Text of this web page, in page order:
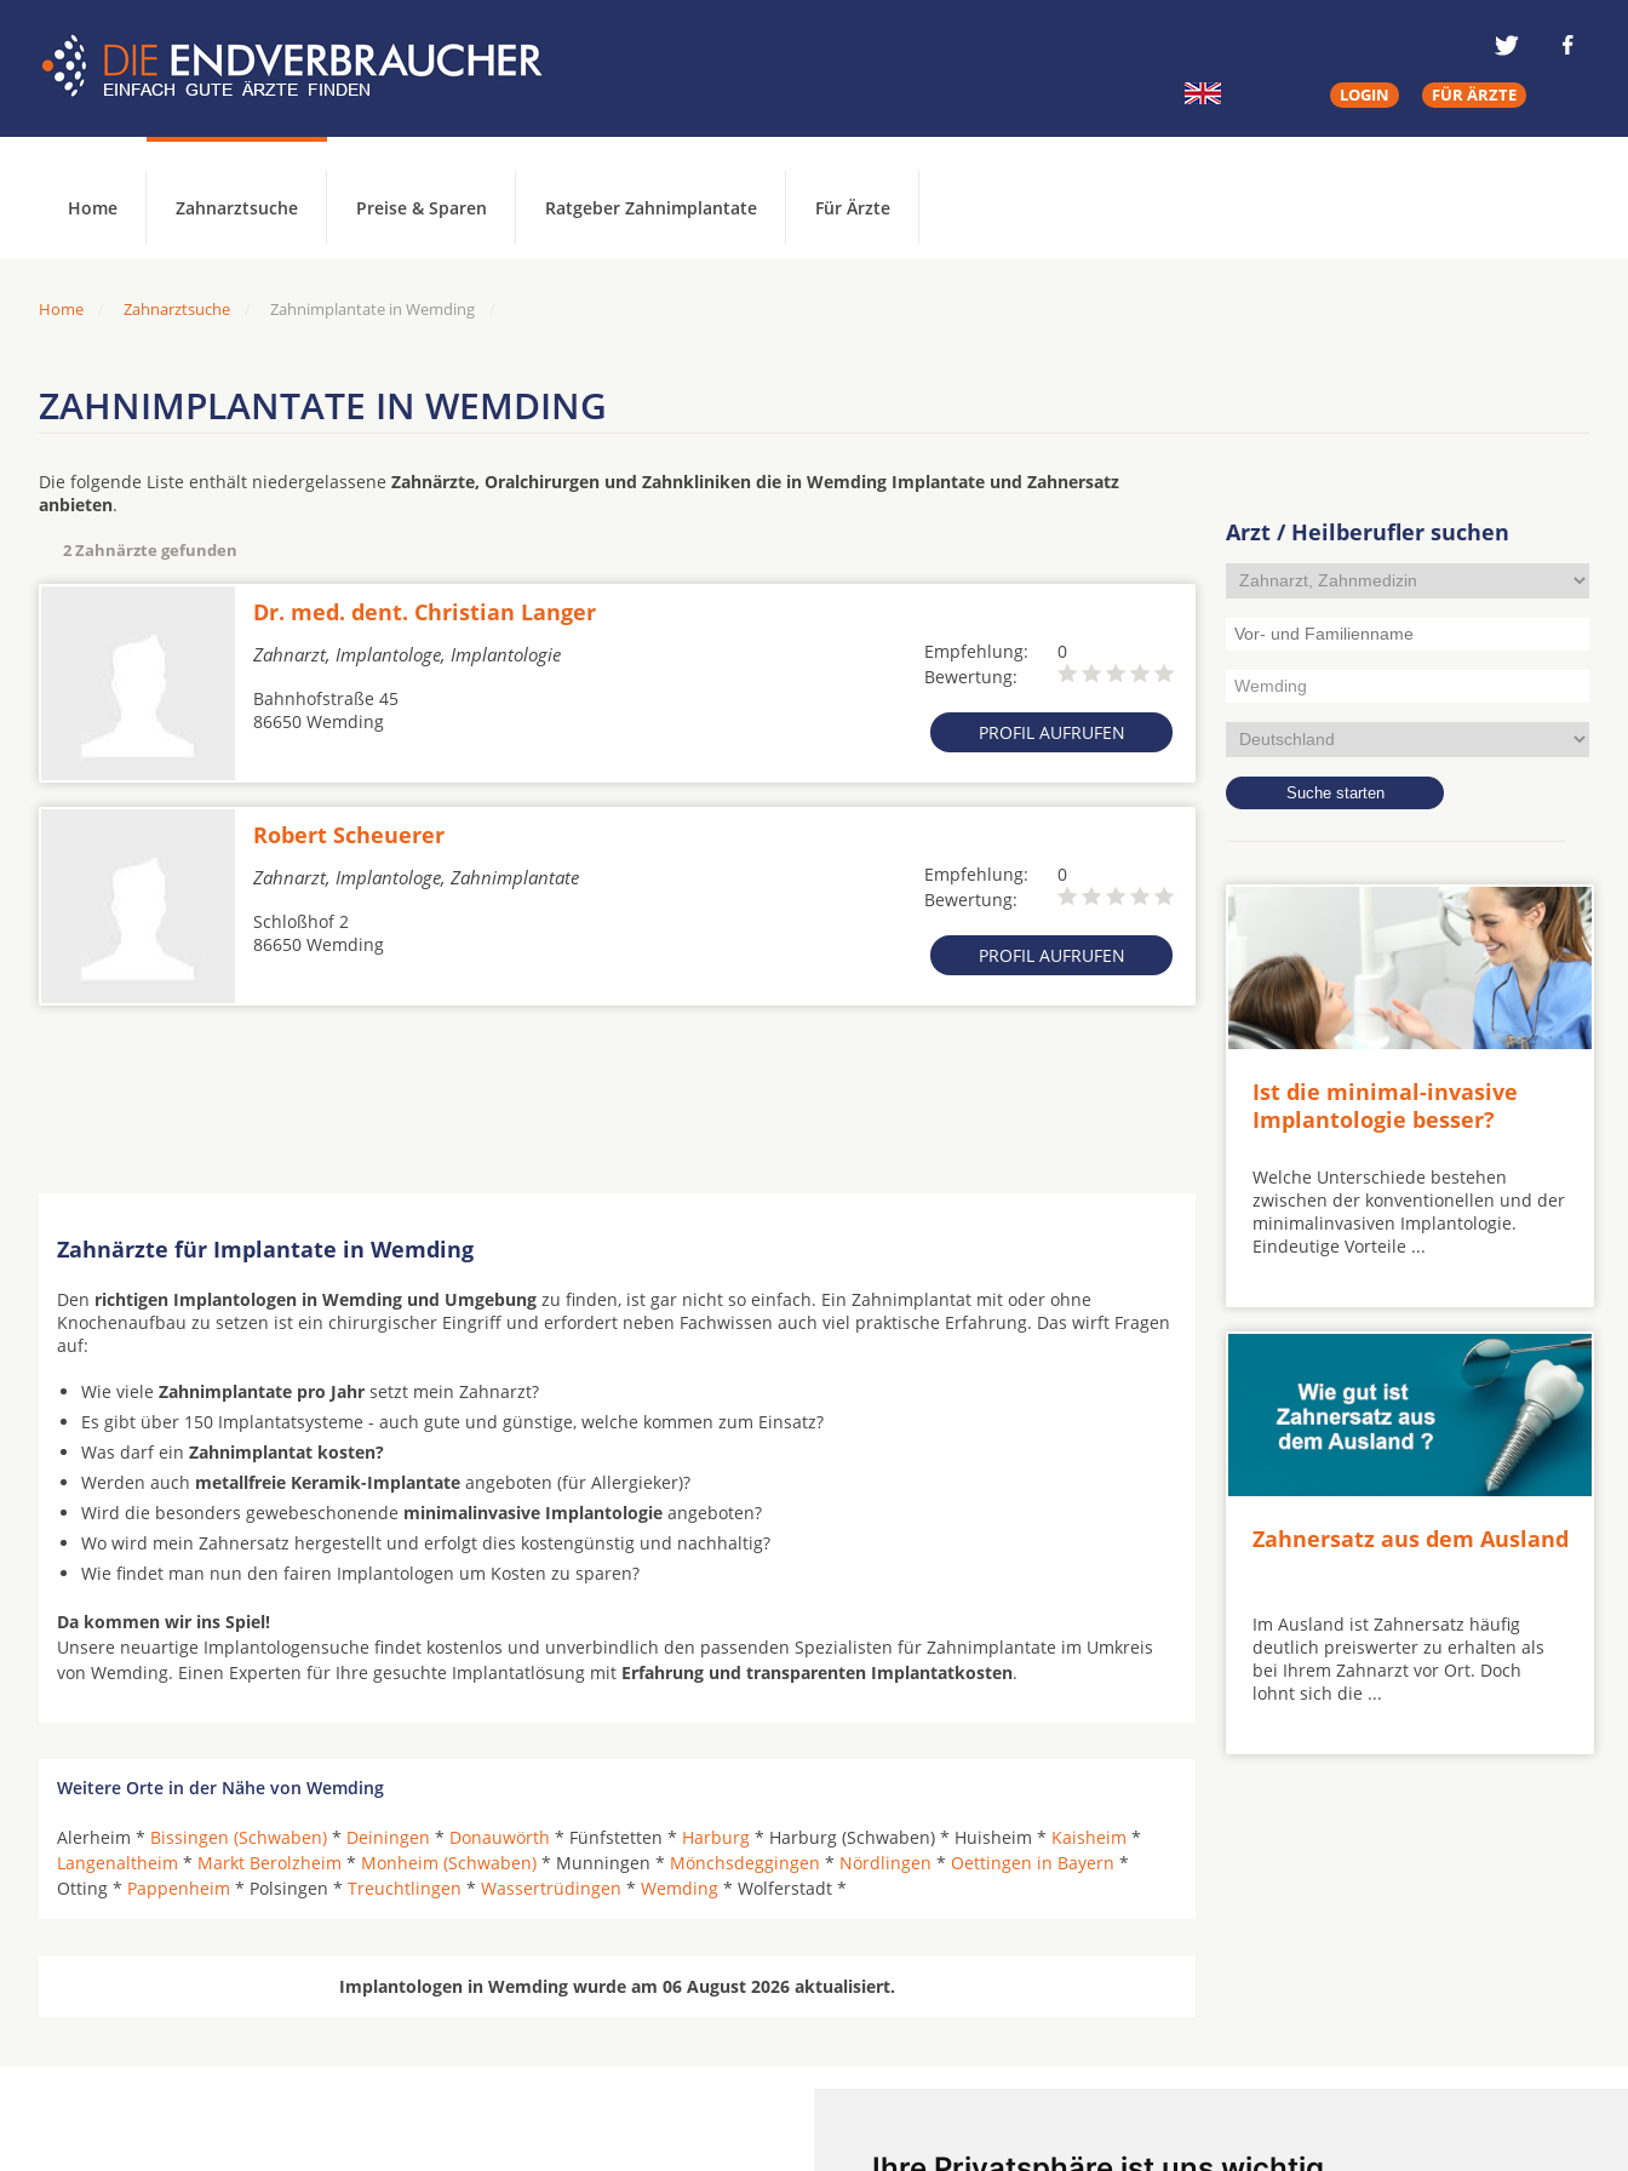
LOGIN FÜR ÄRZTE
Home Zahnarztsuche Preise & Sparen Ratgeber Zahnimplantate Für Ärzte
Home Zahnarztsuche Zahnimplantate in Wemding
ZAHNIMPLANTATE IN WEMDING
Die folgende Liste enthält niedergelassene Zahnärzte, Oralchirurgen und Zahnkliniken die in Wemding Implantate und Zahnersatz
anbieten.
2 Zahnärzte gefunden
Dr. med. dent. Christian Langer
Zahnarzt, Implantologe, Implantologie Empfehlung:
0
Bewertung:
PROFIL AUFRUFEN
Bahnhofstraße 45
86650 Wemding
Robert Scheuerer
Zahnarzt, Implantologe, Zahnimplantate Empfehlung:
0
Bewertung:
PROFIL AUFRUFEN
Schloßhof 2
86650 Wemding
Zahnärzte für Implantate in Wemding
Den richtigen Implantologen in Wemding und Umgebung zu finden, ist gar nicht so einfach. Ein Zahnimplantat mit oder ohne
Knochenaufbau zu setzen ist ein chirurgischer Eingriff und erfordert neben Fachwissen auch viel praktische Erfahrung. Das wirft Fragen
auf:
Wie viele Zahnimplantate pro Jahr setzt mein Zahnarzt?
Es gibt über 150 Implantatsysteme - auch gute und günstige, welche kommen zum Einsatz?
Was darf ein Zahnimplantat kosten?
Werden auch metallfreie Keramik-Implantate angeboten (für Allergieker)?
Wird die besonders gewebeschonende minimalinvasive Implantologie angeboten?
Wo wird mein Zahnersatz hergestellt und erfolgt dies kostengünstig und nachhaltig?
Wie findet man nun den fairen Implantologen um Kosten zu sparen?
Da kommen wir ins Spiel!
Unsere neuartige Implantologensuche findet kostenlos und unverbindlich den passenden Spezialisten für Zahnimplantate im Umkreis
von Wemding. Einen Experten für Ihre gesuchte Implantatlösung mit Erfahrung und transparenten Implantatkosten.
Weitere Orte in der Nähe von Wemding
Alerheim * Bissingen (Schwaben) * Deiningen * Donauwörth * Fünfstetten * Harburg * Harburg (Schwaben) * Huisheim * Kaisheim *
Langenaltheim * Markt Berolzheim * Monheim (Schwaben) * Munningen * Mönchsdeggingen * Nördlingen * Oettingen in Bayern *
Otting * Pappenheim * Polsingen * Treuchtlingen * Wassertrüdingen * Wemding * Wolferstadt *
Implantologen in Wemding wurde am 06 August 2026 aktualisiert.
Arzt / Heilberufler suchen
Ist die minimal-invasive
Implantologie besser?
Welche Unterschiede bestehen
zwischen der konventionellen und der
minimalinvasiven Implantologie.
Eindeutige Vorteile ...
Zahnersatz aus dem Ausland
Im Ausland ist Zahnersatz häufig
deutlich preiswerter zu erhalten als
bei Ihrem Zahnarzt vor Ort. Doch
lohnt sich die ...